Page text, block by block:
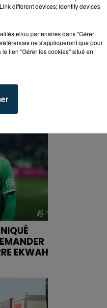
EKWAH
different devices; Identify devices
et/ou partenaires dans "Gérer
ne s'appliqueront que pour
lien "Gérer les cookies" situé en